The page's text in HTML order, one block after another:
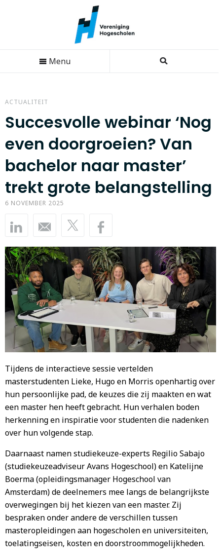
Menu
ACTUALITEIT
Succesvolle webinar ‘Nog
even doorgroeien? Van
bachelor naar master’
trekt grote belangstelling
6 NOVEMBER 2025
Tijdens de interactieve sessie vertelden
masterstudenten Lieke, Hugo en Morris openhartig over
hun persoonlijke pad, de keuzes die zij maakten en wat
een master hen heeft gebracht. Hun verhalen boden
herkenning en inspiratie voor studenten die nadenken
over hun volgende stap.
Daarnaast namen studiekeuze-experts Regilio Sabajo
(studiekeuzeadviseur Avans Hogeschool) en Katelijne
Boerma (opleidingsmanager Hogeschool van
Amsterdam) de deelnemers mee langs de belangrijkste
overwegingen bij het kiezen van een master. Zij
bespraken onder andere de verschillen tussen
masteropleidingen aan hogescholen en universiteiten,
toelatingseisen, kosten en doorstroommogelijkheden.